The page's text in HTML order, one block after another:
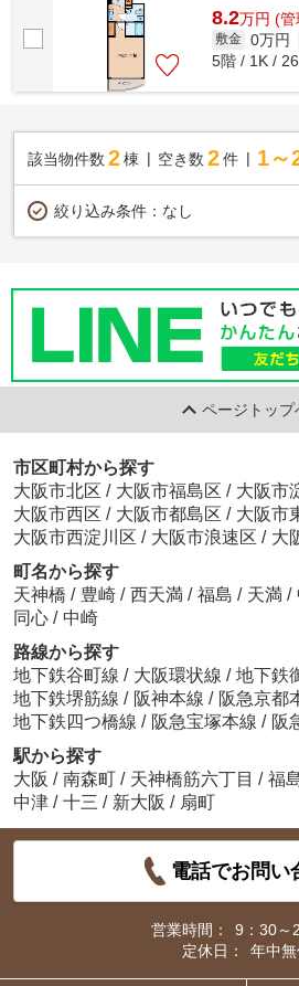
8.2万円 (管
敷金 0万円
5階 / 1K /
該当物件数 2棟 空き数 2 件 1～
絞り込み条件： なし
ページトップ
市区町村から探す
大阪市北区 / 大阪市福島区 / 大阪市
大阪市西区 / 大阪市都島区 / 大阪市
大阪市西淀川区 / 大阪市浪速区 / 大
町名から探す
天神橋 / 豊崎 / 西天満 / 福島 / 天満 /
同心 / 中崎
路線から探す
地下鉄谷町線 / 大阪環状線 / 地下鉄
地下鉄堺筋線 / 阪神本線 / 阪急京都
地下鉄四つ橋線 / 阪急宝塚本線 / 阪
駅から探す
大阪 / 南森町 / 天神橋筋六丁目 / 福
中津 / 十三 / 新大阪 / 扇町
電話でお問い
営業時間：
9：30～
定休日：
年中